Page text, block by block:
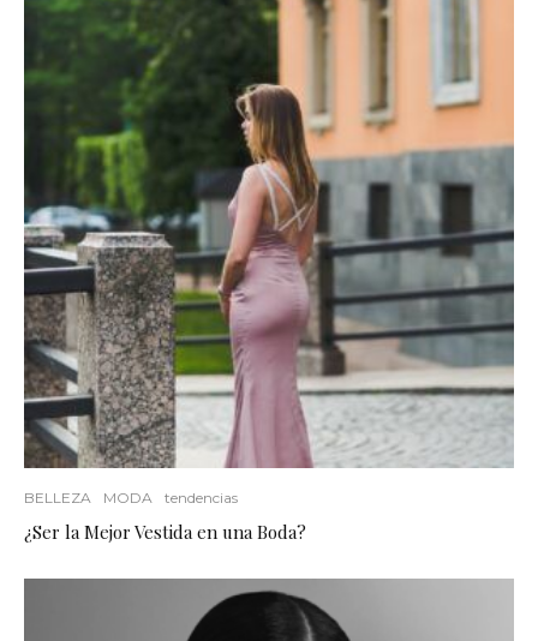
BELLEZA MODA tendencias
¿Ser la Mejor Vestida en una Boda?